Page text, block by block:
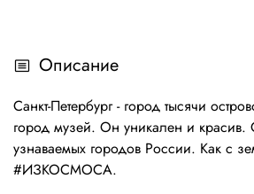
Описание
Санкт-Петербург - город тысячи
город музей. Он уникален и
узнаваемых городов России. Как с
#ИЗКОСМОСА.